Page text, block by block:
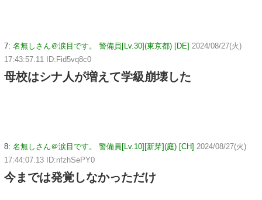
7: 名無しさん＠涙目です。 警備員[Lv.30](東京都) [DE] 2024/08/27(火)
17:43:57.11 ID:Fid5vq8c0
母校はシナ人が増えて学級崩壊した
8: 名無しさん＠涙目です。 警備員[Lv.10][新芽](庭) [CH] 2024/08/27(火)
17:44:07.13 ID:nfzhSePY0
今までは発覚しなかっただけ